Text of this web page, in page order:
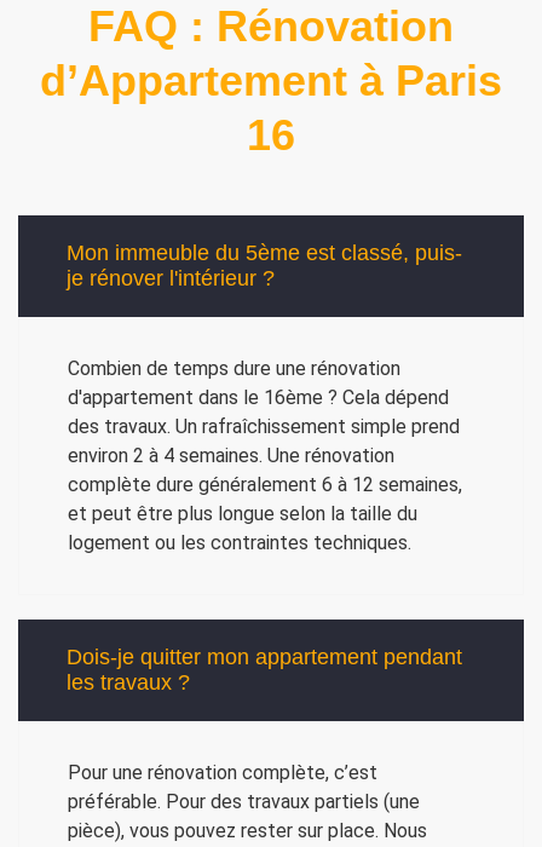
FAQ : Rénovation
d’Appartement à Paris
16
Mon immeuble du 5ème est classé, puis-
je rénover l'intérieur ?
Combien de temps dure une rénovation
d'appartement dans le 16ème ? Cela dépend
des travaux. Un rafraîchissement simple prend
environ 2 à 4 semaines. Une rénovation
complète dure généralement 6 à 12 semaines,
et peut être plus longue selon la taille du
logement ou les contraintes techniques.
Dois-je quitter mon appartement pendant
les travaux ?
Pour une rénovation complète, c’est
préférable. Pour des travaux partiels (une
pièce), vous pouvez rester sur place. Nous